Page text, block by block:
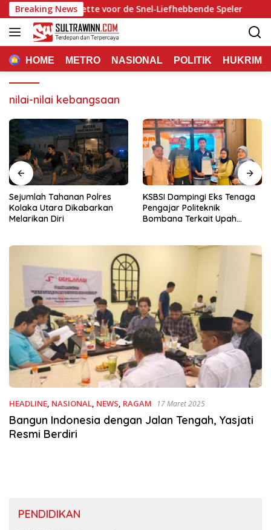
Langsung
ke
konten
Breaking News
en Rapid Roulette voor de Snel‑Liefhebbende Speler
HOME METRO NASIONAL POLITIK HUKRIM
nilai-nilai kebangsaan
Sejumlah Tahanan Polres
Kolaka Utara Dikabarkan
Melarikan Diri
KSBSI Dampingi Eks Tenaga
Pengajar Politeknik
Bombana Terkait Upah
HEADLINE, NASIONAL, NEWS, RAGAM 17 Maret 2025
Bangun Indonesia dengan Jalan Tengah, Yasjati
Resmi Berdiri
PENDIDIKAN